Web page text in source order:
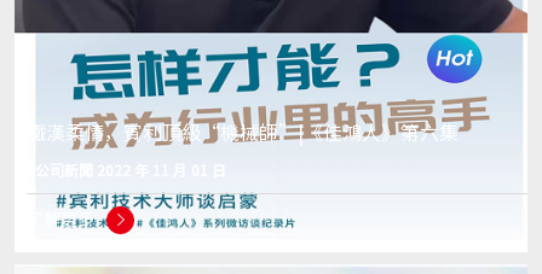
鐵漢柔情，賓利頂級“機械師”|《佳鴻人》第六集
了解更多